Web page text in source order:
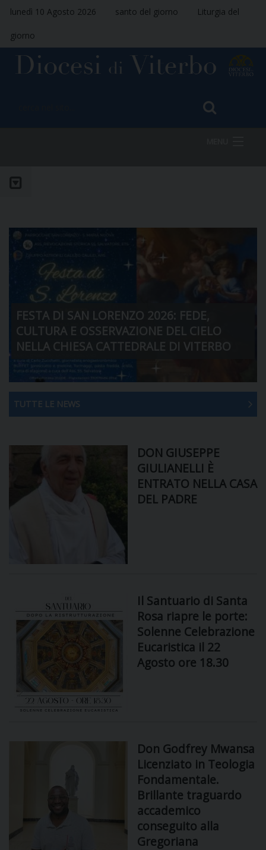
lunedì 10 Agosto 2026 santo del giorno Liturgia del
giorno
DIOCESI
CURIA
CLERO
PARROCCHIE
CONTATTI
PRIVACY
FESTA DI SAN LORENZO 2026: FEDE,
CULTURA E OSSERVAZIONE DEL CIELO
NELLA CHIESA CATTEDRALE DI VITERBO
TUTTE LE NEWS
DON GIUSEPPE
GIULIANELLI È
ENTRATO NELLA CASA
DEL PADRE
Il Santuario di Santa
Rosa riapre le porte:
Solenne Celebrazione
Eucaristica il 22
Agosto ore 18.30
Don Godfrey Mwansa
Licenziato in Teologia
Fondamentale.
Brillante traguardo
accademico
conseguito alla
Gregoriana